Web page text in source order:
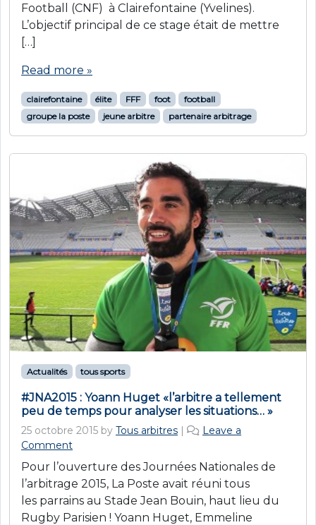
Football (CNF) à Clairefontaine (Yvelines).
L’objectif principal de ce stage était de mettre
[…]
Read more »
clairefontaine élite FFF foot
football
groupe la poste
jeune arbitre partenaire arbitrage
Actualités tous sports
#JNA2015 : Yoann Huget «l’arbitre a tellement
peu de temps pour analyser les situations… »
25 octobre 2015 by Tous arbitres |
Leave a
Comment
Pour l’ouverture des Journées Nationales de
l’arbitrage 2015, La Poste avait réuni tous
les parrains au Stade Jean Bouin, haut lieu du
Rugby Parisien ! Yoann Huget, Emmeline